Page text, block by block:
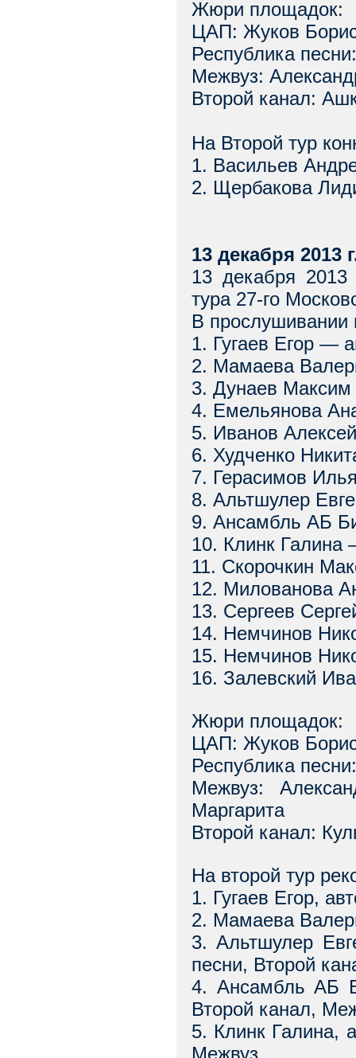
Жюри площадок:
ЦАП: Жуков
Республика
Межвуз:
Второй канал:
На Второй тур
1. Васильев
2. Щербакова
13 декабря 2013
13 декабря
тура 27-го
В прослушивании
1. Гугаев Егор —
2. Мамаева
3. Дунаев
4. Емельянова
5. Иванов
6. Худченко
7. Герасимов
8. Альтшулер
9. Ансамбль АБ
10. Клинк Галина
11. Скорочкин
12. Милованова
13. Сергеев
14. Немчинов
15. Немчинов
16. Залевский
Жюри площадок:
ЦАП: Жуков
Республика
Межвуз:
Маргарита
Второй канал:
На второй тур
1. Гугаев Егор,
2. Мамаева
3. Альтшулер
песни, Второй
4. Ансамбль АБ
Второй канал,
5. Клинк Галина,
Межвуз